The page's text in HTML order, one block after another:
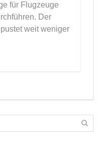
für Flugzeuge
Der
weit weniger